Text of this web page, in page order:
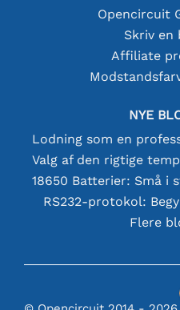
Opencircuit
Skriv en
Affiliate
NYE
RS232-protokol:
Flere